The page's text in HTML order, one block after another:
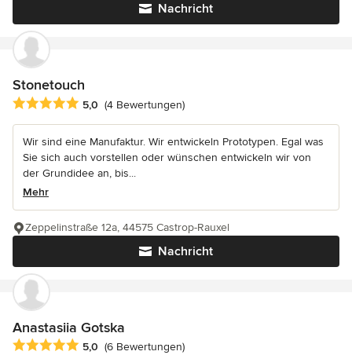
Nachricht
Stonetouch
Durchschnittliche Bewertung: 5 von 5 Sternen
5,0 (4 Bewertungen)
Wir sind eine Manufaktur. Wir entwickeln Prototypen. Egal was
Sie sich auch vorstellen oder wünschen entwickeln wir von
der Grundidee an, bis...
Mehr
Nachricht
Zeppelinstraße 12a, 44575 Castrop-Rauxel
Anastasiia Gotska
Durchschnittliche Bewertung: 5 von 5 Sternen
5,0 (6 Bewertungen)